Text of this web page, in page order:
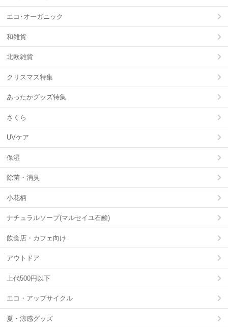
エコ･オーガニック
和雑貨
北欧雑貨
クリスマス特集
あったかグッズ特集
さくら
UVケア
保湿
除菌・消臭
小花柄
ナチュラルソープ(マルセイユ石鹸)
飲食店・カフェ向け
アウトドア
上代500円以下
エコ・アップサイクル
夏・涼感グッズ